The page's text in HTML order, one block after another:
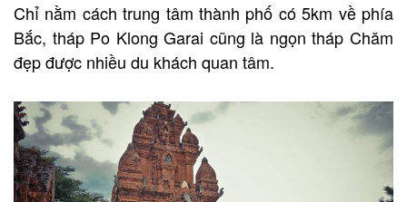
Chỉ nằm cách trung tâm thành phố có 5km về phía
Bắc, tháp Po Klong Garai cũng là ngọn tháp Chăm
đẹp được nhiều du khách quan tâm.